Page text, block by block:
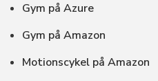
Gym på Azure
Gym på Amazon
Motionscykel på Amazon